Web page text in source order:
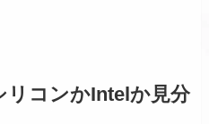
リコンかIntelか見分